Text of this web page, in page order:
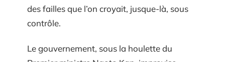
des failles que l’on croyait, jusque-là, sous
contrôle.
Le gouvernement, sous la houlette du